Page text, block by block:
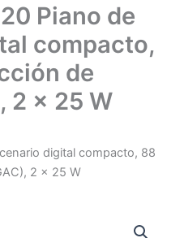
Piano de
compacto,
de
2 x 25 W
digital compacto, 88
2 x 25 W